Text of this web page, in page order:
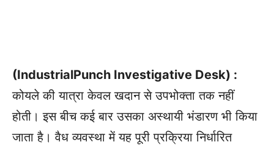
(IndustrialPunch Investigative Desk) :
कोयले की यात्रा केवल खदान से उपभोक्ता तक नहीं
होती। इस बीच कई बार उसका अस्थायी भंडारण भी किया
जाता है। वैध व्यवस्था में यह पूरी प्रक्रिया निर्धारित